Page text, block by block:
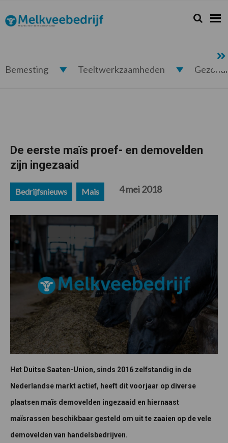
de
hoofdnavigatie
de
hoofd
de
eerste
de
voettekst
Melkveebedrijf.nl Zoeken...
Zoek
Bemesting Teeltwerkzaamheden
De eerste maïs proef- en demovelden
zijn ingezaaid
Bedrijfsnieuws Mais 4 mei 2018
Het Duitse Saaten-Union, sinds 2016 zelfstandig in de
Nederlandse markt actief, heeft dit voorjaar op diverse
plaatsen maïs demovelden ingezaaid en hiernaast
maïsrassen beschikbaar gesteld om uit te zaaien op de vele
demovelden van handelsbedrijven.